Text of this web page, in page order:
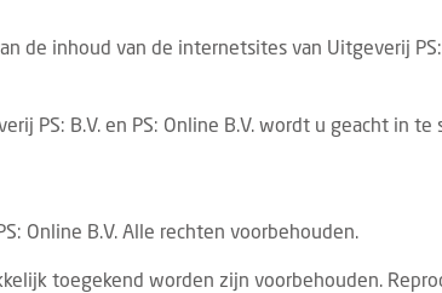
de inhoud van de internetsites van Uitgeverij PS:
PS: B.V. en PS: Online B.V. wordt u geacht in te
Online B.V. Alle rechten voorbehouden.
toegekend worden zijn voorbehouden.